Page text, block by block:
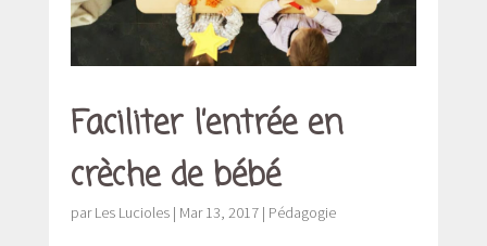
Faciliter l’entrée en
crèche de bébé
parLes Lucioles| Mar 13, 2017| Pédagogie